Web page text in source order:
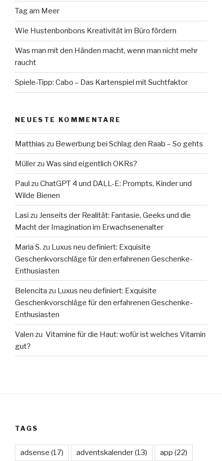
Tag am Meer
Wie Hustenbonbons Kreativität im Büro fördern
Was man mit den Händen macht, wenn man nicht mehr
raucht
Spiele-Tipp: Cabo – Das Kartenspiel mit Suchtfaktor
NEUESTE KOMMENTARE
Matthias zu Bewerbung bei Schlag den Raab – So gehts
Müllerzu Was sind eigentlich OKRs?
Paul zu ChatGPT 4 und DALL-E: Prompts, Kinder und
Wilde Bienen
Lasi zu Jenseits der Realität: Fantasie, Geeks und die
Macht der Imagination im Erwachsenenalter
Maria S. zu Luxus neu definiert: Exquisite
Geschenkvorschläge für den erfahrenen Geschenke-
Enthusiasten
Belencita zu Luxus neu definiert: Exquisite
Geschenkvorschläge für den erfahrenen Geschenke-
Enthusiasten
Valen zu Vitamine für die Haut: wofür ist welches Vitamin
gut?
TAGS
adsense (17) adventskalender(13) app (22)